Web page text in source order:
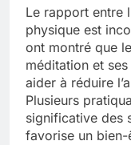
Le rapport entre
physique est
ont montré que
méditation et
aider à réduire
Plusieurs
significative des
favorise un